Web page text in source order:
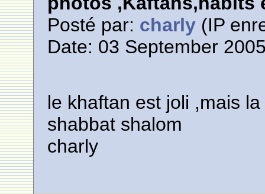
Posté par: charly (IP
Date: 03 September
le khaftan est joli ,mais
shabbat shalom
charly